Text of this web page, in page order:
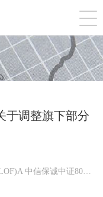
切
于调整旗下部分
中信保诚中证800医药指数(LOF)A 中信保诚中证800有色指数(LOF)A 中信保诚中证800金融指数(LOF)A 中信保诚中证TMT指数(LOF)A 中信保诚中证信息安全指数(LOF)A 中信保诚中证智能家居指数(LOF)A 中信保诚中证基建工程指数(LOF)A 中信保诚中证800金融指数(LOF)C 中信保诚中证基建工程指数(LOF)C 中信保诚中证TMT指数(LOF)C 中信保诚中证信息安全指数(LOF)C 中信保诚中证800有色指数(LOF)C 中信保诚中证800医药指数(LOF)C 中信保诚中证智能家居指数(LOF)C